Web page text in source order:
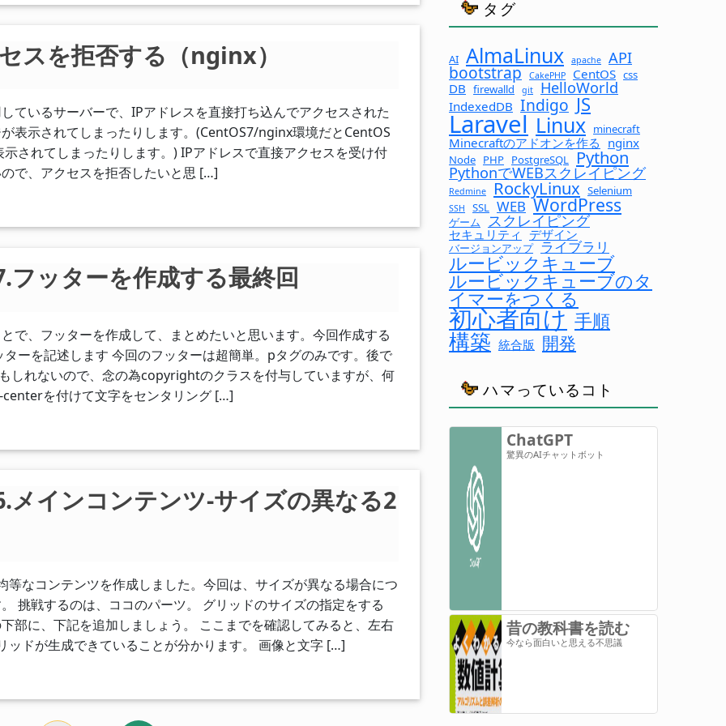
スを拒否する（nginx）
ているサーバーで、IPアドレスを直接打ち込んでアクセスされた
表示されてしまったりします。(CentOS7/nginx環境だとCentOS
されてしまったりします。) IPアドレスで直接アクセスを受け付
で、アクセスを拒否したいと思 […]
ッターを作成する最終回
で、フッターを作成して、まとめたいと思います。今回作成する
ーを記述します 今回のフッターは超簡単。pタグのみです。後で
しれないので、念の為copyrightのクラスを付与していますが、何
を付けて文字をセンタリング […]
インコンテンツ-サイズの異なる2
等なコンテンツを作成しました。今回は、サイズが異なる場合につ
挑戦するのは、ココのパーツ。 グリッドのサイズの指定をする
部に、下記を追加しましょう。 ここまでを確認してみると、左右
ッドが生成できていることが分かります。 画像と文字 […]
タグ
AI AlmaLinux apache API
bootstrap CakePHP CentOS css
DB firewalld git HelloWorld
IndexedDB Indigo JS
Laravel Linux minecraft
Minecraftのアドオンを作る nginx
Node PHP PostgreSQL Python
PythonでWEBスクレイピング
Redmine RockyLinux Selenium
SSH SSL WEB WordPress
ゲーム スクレイピング
セキュリティ デザイン
バージョンアップ ライブラリ
ルービックキューブ
ルービックキューブのタ
イマーをつくる
初心者向け 手順
構築 統合版 開発
ハマっているコト
ChatGPT
驚異のAIチャットボット
昔の教科書を読む
今なら面白いと思える不思議